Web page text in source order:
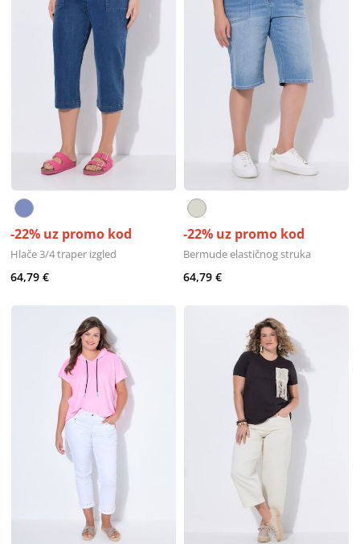
-22% uz promo kod
Hlače 3/4 traper izgled
64,79 €
-22% uz promo kod
Bermude elastičnog struka
64,79 €